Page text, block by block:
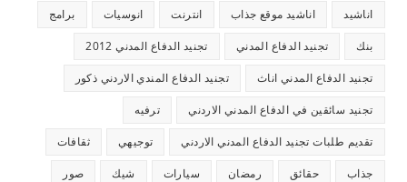
اناشيد اناشيد موقع جذاب انترنت انوسيات برامج
بنك تجنيد الدفاع المدني تجنيد الدفاع المدني 2012
تجنيد الدفاع المدني اناث تجنيد الدفاع المندي الاردني ذكور
تجنيد سائقين في الدفاع المدني الاردني ترفيه
تقديم طلبات تجنيد الدفاع المدني الاردني توجيهي ثقافات
جذاب حقائق رمضان سيارات شيك صور